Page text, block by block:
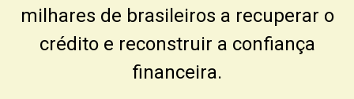
milhares de brasileiros a recuperar o
crédito e reconstruir a confiança
financeira.